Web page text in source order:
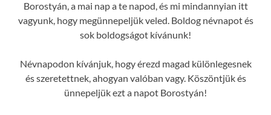
Borostyán, a mai nap a te napod, és mi mindannyian itt
vagyunk, hogy megünnepeljük veled. Boldog névnapot és
sok boldogságot kívánunk!
Névnapodon kívánjuk, hogy érezd magad különlegesnek
és szeretettnek, ahogyan valóban vagy. Köszöntjük és
ünnepeljük ezt a napot Borostyán!